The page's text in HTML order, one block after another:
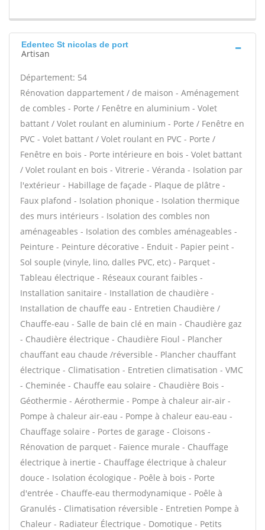
Edentec St nicolas de port
Artisan
Département: 54
Rénovation dappartement / de maison - Aménagement
de combles - Porte / Fenêtre en aluminium - Volet
battant / Volet roulant en aluminium - Porte / Fenêtre en
PVC - Volet battant / Volet roulant en PVC - Porte /
Fenêtre en bois - Porte intérieure en bois - Volet battant
/ Volet roulant en bois - Vitrerie - Véranda - Isolation par
l'extérieur - Habillage de façade - Plaque de plâtre -
Faux plafond - Isolation phonique - Isolation thermique
des murs intérieurs - Isolation des combles non
aménageables - Isolation des combles aménageables -
Peinture - Peinture décorative - Enduit - Papier peint -
Sol souple (vinyle, lino, dalles PVC, etc) - Parquet -
Tableau électrique - Réseaux courant faibles -
Installation sanitaire - Installation de chaudière -
Installation de chauffe eau - Entretien Chaudière /
Chauffe-eau - Salle de bain clé en main - Chaudière gaz
- Chaudière électrique - Chaudière Fioul - Plancher
chauffant eau chaude /réversible - Plancher chauffant
électrique - Climatisation - Entretien climatisation - VMC
- Cheminée - Chauffe eau solaire - Chaudière Bois -
Géothermie - Aérothermie - Pompe à chaleur air-air -
Pompe à chaleur air-eau - Pompe à chaleur eau-eau -
Chauffage solaire - Portes de garage - Cloisons -
Rénovation de parquet - Faïence murale - Chauffage
électrique à inertie - Chauffage électrique à chaleur
douce - Isolation écologique - Poêle à bois - Porte
d'entrée - Chauffe-eau thermodynamique - Poêle à
Granulés - Climatisation réversible - Entretien Pompe à
Chaleur - Radiateur Électrique - Domotique - Petits